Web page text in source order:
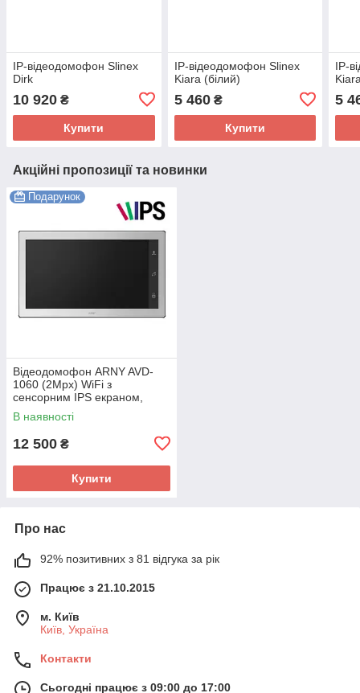
IP-відеодомофон Slinex
Dirk
10 920 ₴
Купити
IP-відеодомофон Slinex
Kiara (білий)
5 460₴
Купити
IP-
5
Акційні пропозиції та новинки
Подарунок
Відеодомофон ARNY AVD-
1060 (2Mpx) WiFi з
сенсорним IPS екраном,
пам'ятью та детектором руху
В наявності
12 500 ₴
Купити
Про нас
92% позитивних з 81 відгука за рік
Працює з 21.10.2015
м. Київ
Київ, Україна
Контакти
Сьогодні працює з 09:00 до 17:00